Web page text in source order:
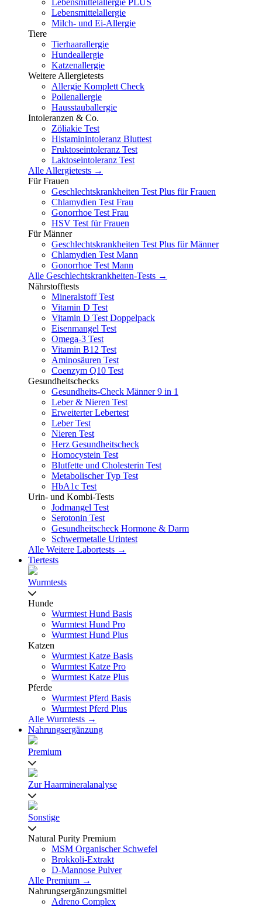
Lebensmittelallergie
Milch- und Ei-Allergie
Tiere
Tierhaarallergie
Hundeallergie
Katzenallergie
Weitere Allergietests
Allergie Komplett Check
Pollenallergie
Hausstauballergie
Intoleranzen & Co.
Zöliakie Test
Histaminintoleranz Bluttest
Fruktoseintoleranz Test
Laktoseintoleranz Test
Alle Allergietests →
Für Frauen
Geschlechtskrankheiten Test Plus für Frauen
Chlamydien Test Frau
Gonorrhoe Test Frau
HSV Test für Frauen
Für Männer
Geschlechtskrankheiten Test Plus für Männer
Chlamydien Test Mann
Gonorrhoe Test Mann
Alle Geschlechtskrankheiten-Tests →
Nährstofftests
Mineralstoff Test
Vitamin D Test
Vitamin D Test Doppelpack
Eisenmangel Test
Omega-3 Test
Vitamin B12 Test
Aminosäuren Test
Coenzym Q10 Test
Gesundheitschecks
Gesundheits-Check Männer 9 in 1
Leber & Nieren Test
Erweiterter Lebertest
Leber Test
Nieren Test
Herz Gesundheitscheck
Homocystein Test
Blutfette und Cholesterin Test
Metabolischer Typ Test
HbA1c Test
Urin- und Kombi-Tests
Jodmangel Test
Serotonin Test
Gesundheitscheck Hormone & Darm
Schwermetalle Urintest
Alle Weitere Labortests →
Tiertests
Wurmtests
Hunde
Wurmtest Hund Basis
Wurmtest Hund Pro
Wurmtest Hund Plus
Katzen
Wurmtest Katze Basis
Wurmtest Katze Pro
Wurmtest Katze Plus
Pferde
Wurmtest Pferd Basis
Wurmtest Pferd Plus
Alle Wurmtests →
Nahrungsergänzung
Premium
Zur Haarmineralanalyse
Sonstige
Natural Purity Premium
MSM Organischer Schwefel
Brokkoli-Extrakt
D-Mannose Pulver
Alle Premium →
Nahrungsergänzungsmittel
Adreno Complex